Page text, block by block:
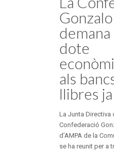
demana
dote
als
llibres
La Junta Directiva
Confederació
d’AMPA de la
se ha reunit per a